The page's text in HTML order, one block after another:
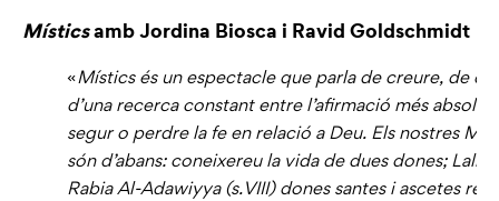
Místicsamb Jordina Biosca i Ravid Goldschmidt
«Místics és un espectacle que parla de creure, de
d’una recerca constant entre l’afirmació més
segur o perdre la fe en relació a Deu. Els nostres
són d’abans: coneixereu la vida de dues dones; Lalla
Rabia Al-Adawiyya (s.VIII) dones santes i ascetes